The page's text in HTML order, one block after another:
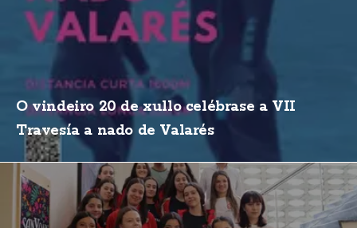
O vindeiro 20 de xullo celébrase a VII
Travesía a nado de Valarés